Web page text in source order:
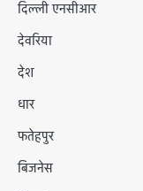
दिल्ली एनसीआर
देवरिया
देश
धार
फतेहपुर
बिजनेस